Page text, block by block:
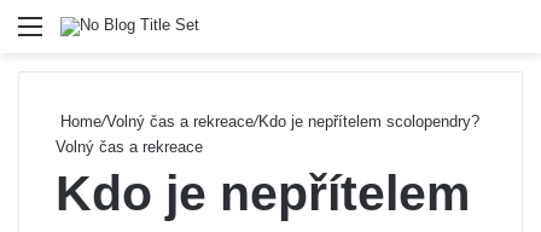
Menu
Home/Volný čas a rekreace/Kdo je nepřítelem scolopendry?
Volný čas a rekreace
Kdo je nepřítelem